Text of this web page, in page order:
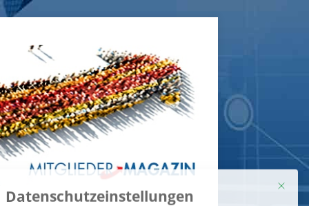
unserer Website. Einige von ihnen sind essenziell, während andere uns
Ihre Erfahrung zu verbessern.
alt sind und Ihre Zustimmung zu freiwilligen Diensten geben möchten,
um Erlaubnis bitten.
und andere Technologien auf unserer Website. Einige von ihnen sind
uns helfen, diese Website und Ihre Erfahrung zu verbessern.
können verarbeitet werden (z. B. IP-Adressen), z. B. für
und Inhalte oder Anzeigen- und Inhaltsmessung.
Verwendung Ihrer Daten finden Sie in unserer
jederzeit unterEinstellungenwiderrufen oder anpassen.